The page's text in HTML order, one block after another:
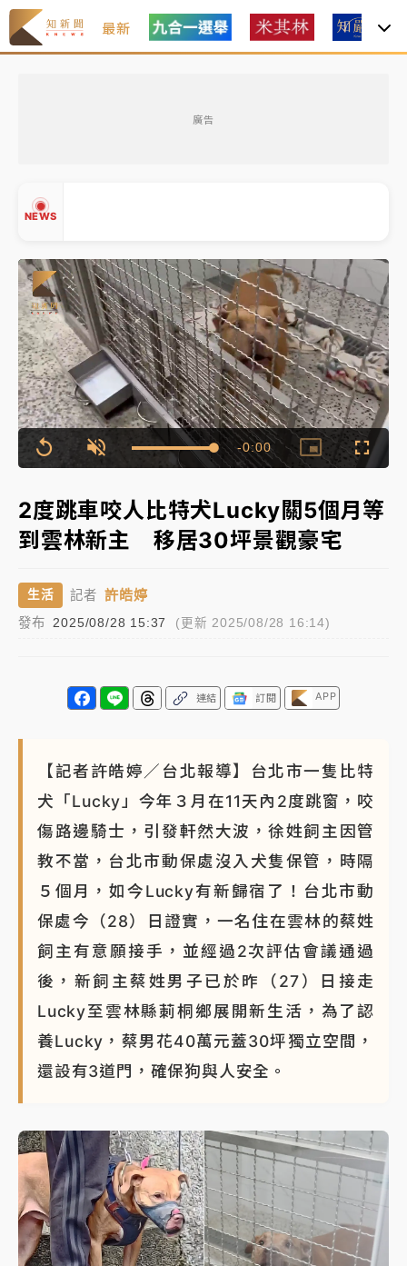
最新
廣告
NEWS
中信慈善基金會想增加董事人數！辜仲諒向法院聲請遭
駁 理由曝光
故宮《龍藏經》特展第2檔！今線上預約開賣一度塞車
周六起展出延長至晚上7時
台東農業處長涉圖利渡假村！東檢抗告成功 今重開羈
押庭
父親節泡湯了！中颱白海豚雨彈轟3天 「紅到發紫」降
雨熱區曝
女律師陳昱瑄詐慈濟10億！黃金158kg遭查扣畫面曝光
旅局回應了
中信慈善基金會想增加董事人數！辜仲諒向法院聲請遭
故宮《龍藏經》特展第2檔！今線上預約開賣一度塞車
周六起展出延長至晚上7時
▲
▼
Replay Unmute Loaded:
100.00%
Remaining
-0:00
Picture-
in-
2度跳車咬人比特犬Lucky關5個月等
到雲林新主 移居30坪景觀豪宅
生活 記者 許皓婷
發布 2025/08/28 15:37 (更新 2025/08/28 16:14)
連結 訂閱 APP
【記者許皓婷／台北報導】台北市一隻比特
犬「Lucky」今年３月在11天內2度跳窗，咬
傷路邊騎士，引發軒然大波，徐姓飼主因管
教不當，台北市動保處沒入犬隻保管，時隔
５個月，如今Lucky有新歸宿了！台北市動
保處今（28）日證實，一名住在雲林的蔡姓
飼主有意願接手，並經過2次評估會議通過
後，新飼主蔡姓男子已於昨（27）日接走
Lucky至雲林縣莿桐鄉展開新生活，為了認
養Lucky，蔡男花40萬元蓋30坪獨立空間，
還設有3道門，確保狗與人安全。